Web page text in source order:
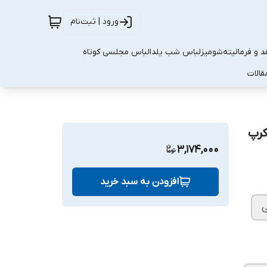
ورود | ثبت‌نام
و فرمالیتهشومیزلباس شب یلدالباس مجلسی کوتاه
3,174,000
افزودن به سبد خرید